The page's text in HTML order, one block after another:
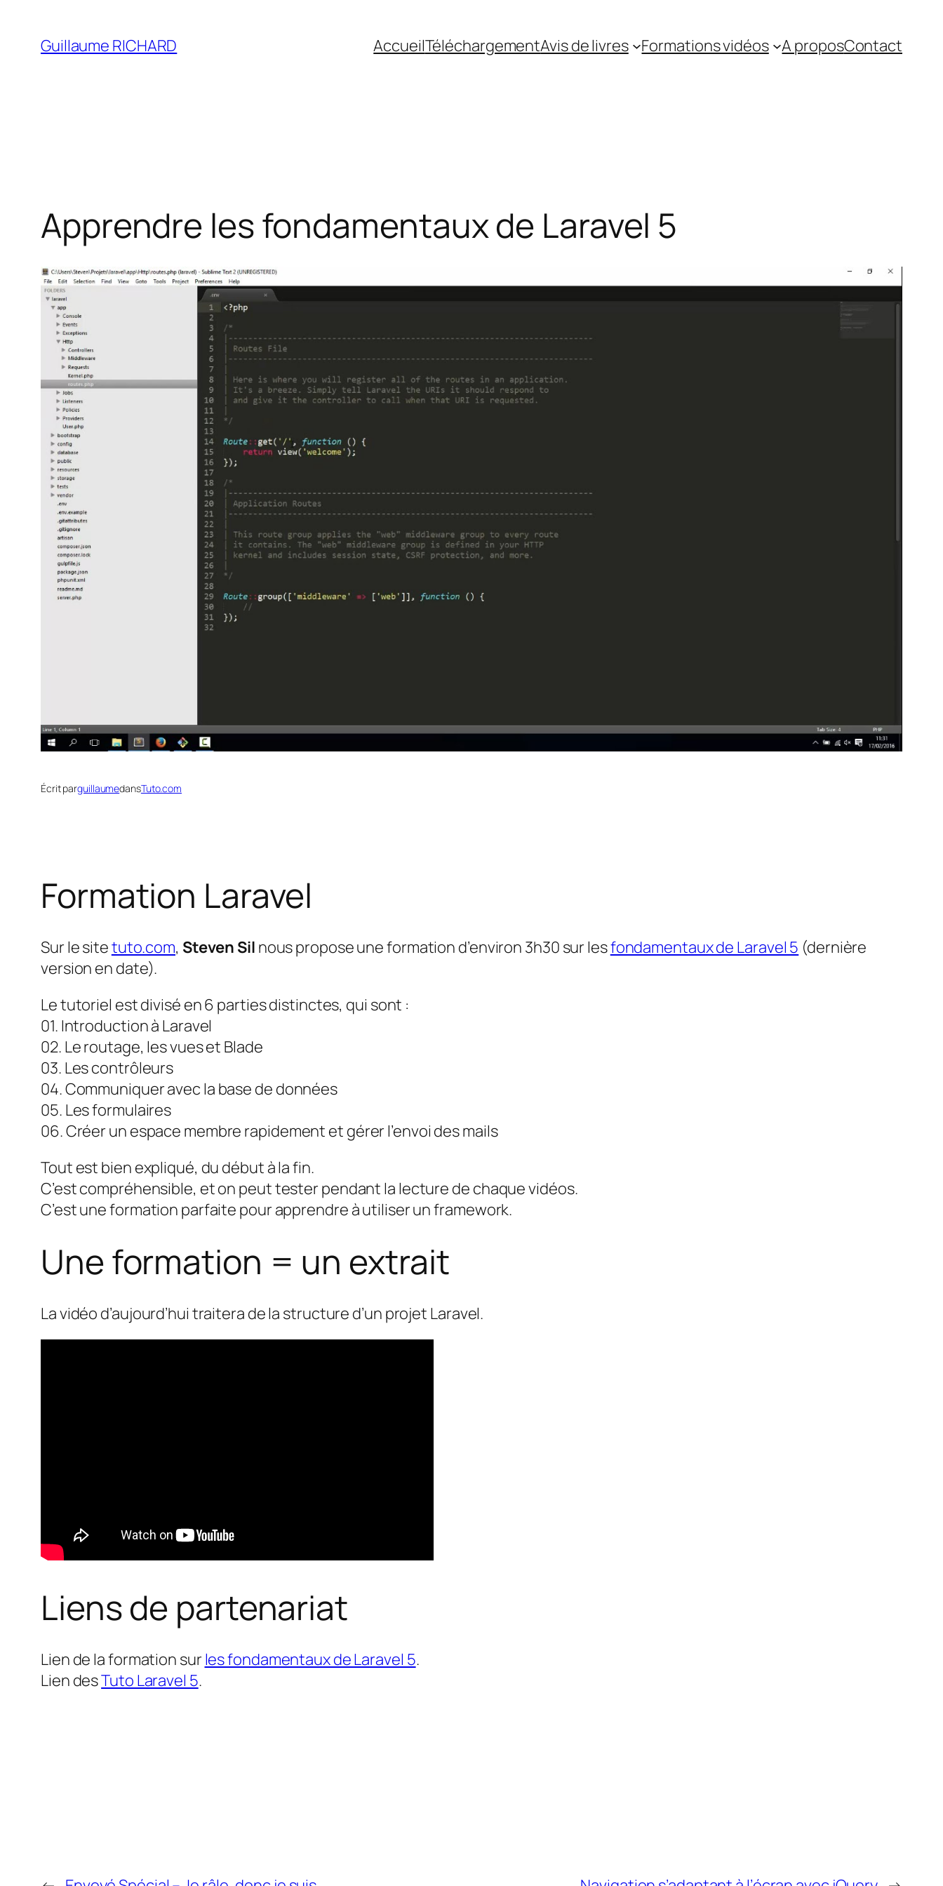
contenu
Guillaume RICHARD AccueilTéléchargementAvis de livres Formations vidéos A proposContact
Apprendre les fondamentaux de Laravel 5
Écrit parguillaumedansTuto.com
Formation Laravel
Sur le sitetuto.com, Steven Sil nous propose une formation d’environ 3h30 sur lesfondamentaux de Laravel 5 (dernière
version en date).
Le tutoriel est divisé en 6 parties distinctes, qui sont :
01. Introduction à Laravel
02. Le routage, les vues et Blade
03. Les contrôleurs
04. Communiquer avec la base de données
05. Les formulaires
06. Créer un espace membre rapidement et gérer l’envoi des mails
Tout est bien expliqué, du début à la fin.
C’est compréhensible, et on peut tester pendant la lecture de chaque vidéos.
C’est une formation parfaite pour apprendre à utiliser un framework.
Une formation = un extrait
La vidéo d’aujourd’hui traitera de la structure d’un projet Laravel.
Liens de partenariat
Lien de la formation sur les fondamentaux de Laravel 5.
Lien desTuto Laravel 5.